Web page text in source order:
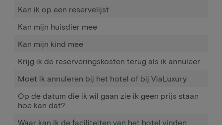
Kan ik op een reservelijst
Kan mijn huisdier mee
Kan mijn kind mee
Krijg ik de reserveringskosten terug als ik annuleer
Moet ik annuleren bij het hotel of bij ViaLuxury
Op de datum die ik wil gaan zie ik geen prijs staan
hoe kan dat?
Waar kan ik de faciliteiten van het hotel vinden